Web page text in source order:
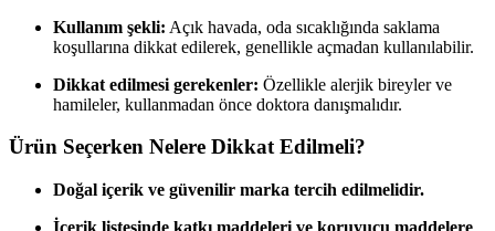
Kullanım şekli: Açık havada, oda sıcaklığında saklama
koşullarına dikkat edilerek, genellikle açmadan kullanılabilir.
Dikkat edilmesi gerekenler: Özellikle alerjik bireyler ve
hamileler, kullanmadan önce doktora danışmalıdır.
Ürün Seçerken Nelere Dikkat Edilmeli?
Doğal içerik ve güvenilir marka tercih edilmelidir.
İçerik listesinde katkı maddeleri ve koruyucu maddelere